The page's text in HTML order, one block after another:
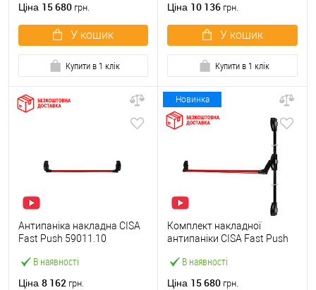
Ціна 15 680 грн.
У кошик
Купити в 1 клік
Ціна 10 136 грн.
У кошик
Купити в 1 клік
В наявності
Антипаніка накладна CISA
Fast Push 59011.10
штангою 900 мм червона
Ціна 8 162 грн.
Новинка
В наявності
Комплект накладної
антипаніки CISA Fast Push
точковий вбік червона
Ціна 15 680 грн.